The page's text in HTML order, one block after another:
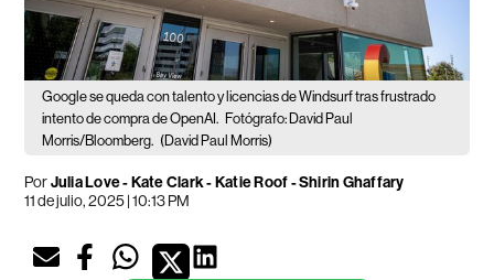
Google se queda con talento y licencias de Windsurf tras frustrado
intento de compra de OpenAI. Fotógrafo: David Paul
Morris/Bloomberg. (David Paul Morris)
PorJulia Love - Kate Clark - Katie Roof - Shirin Ghaffary
11 de julio, 2025 | 10:13 PM